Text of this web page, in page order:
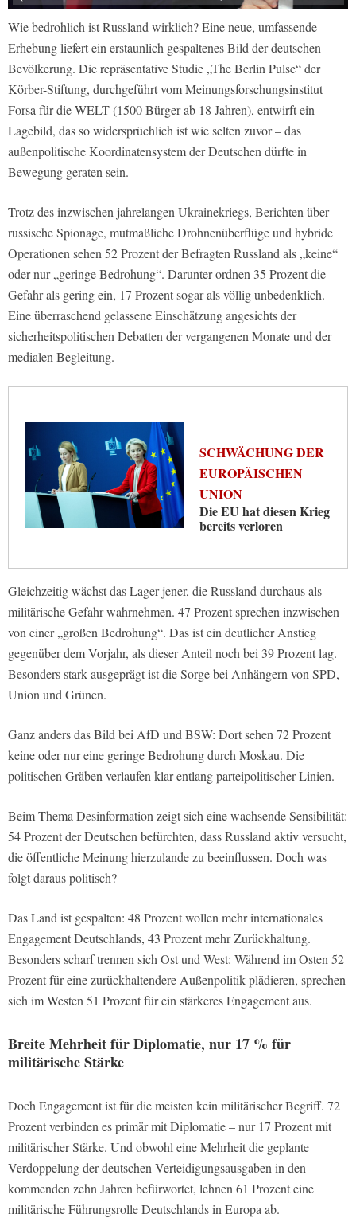
Wie bedrohlich ist Russland wirklich? Eine neue, umfassende
Erhebung liefert ein erstaunlich gespaltenes Bild der deutschen
Bevölkerung. Die repräsentative Studie „The Berlin Pulse“ der
Körber-Stiftung, durchgeführt vom Meinungsforschungsinstitut
Forsa für die WELT (1500 Bürger ab 18 Jahren), entwirft ein
Lagebild, das so widersprüchlich ist wie selten zuvor – das
außenpolitische Koordinatensystem der Deutschen dürfte in
Bewegung geraten sein.
Trotz des inzwischen jahrelangen Ukrainekriegs, Berichten über
russische Spionage, mutmaßliche Drohnenüberflüge und hybride
Operationen sehen 52 Prozent der Befragten Russland als „keine“
oder nur „geringe Bedrohung“. Darunter ordnen 35 Prozent die
Gefahr als gering ein, 17 Prozent sogar als völlig unbedenklich.
Eine überraschend gelassene Einschätzung angesichts der
sicherheitspolitischen Debatten der vergangenen Monate und der
medialen Begleitung.
SCHWÄCHUNG DER
EUROPÄISCHEN
UNION
Die EU hat diesen Krieg
bereits verloren
Gleichzeitig wächst das Lager jener, die Russland durchaus als
militärische Gefahr wahrnehmen. 47 Prozent sprechen inzwischen
von einer „großen Bedrohung“. Das ist ein deutlicher Anstieg
gegenüber dem Vorjahr, als dieser Anteil noch bei 39 Prozent lag.
Besonders stark ausgeprägt ist die Sorge bei Anhängern von SPD,
Union und Grünen.
Ganz anders das Bild bei AfD und BSW: Dort sehen 72 Prozent
keine oder nur eine geringe Bedrohung durch Moskau. Die
politischen Gräben verlaufen klar entlang parteipolitischer Linien.
Beim Thema Desinformation zeigt sich eine wachsende Sensibilität:
54 Prozent der Deutschen befürchten, dass Russland aktiv versucht,
die öffentliche Meinung hierzulande zu beeinflussen. Doch was
folgt daraus politisch?
Das Land ist gespalten: 48 Prozent wollen mehr internationales
Engagement Deutschlands, 43 Prozent mehr Zurückhaltung.
Besonders scharf trennen sich Ost und West: Während im Osten 52
Prozent für eine zurückhaltendere Außenpolitik plädieren, sprechen
sich im Westen 51 Prozent für ein stärkeres Engagement aus.
Breite Mehrheit für Diplomatie, nur 17 % für
militärische Stärke
Doch Engagement ist für die meisten kein militärischer Begriff. 72
Prozent verbinden es primär mit Diplomatie – nur 17 Prozent mit
militärischer Stärke. Und obwohl eine Mehrheit die geplante
Verdoppelung der deutschen Verteidigungsausgaben in den
kommenden zehn Jahren befürwortet, lehnen 61 Prozent eine
militärische Führungsrolle Deutschlands in Europa ab.